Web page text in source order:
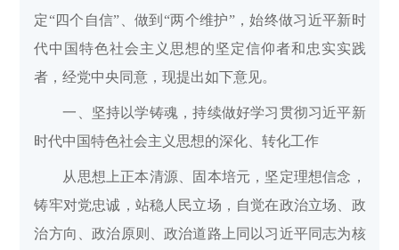
定“四个自信”、做到“两个维护”，始终做习近平新时
代中国特色社会主义思想的坚定信仰者和忠实实践
者，经党中央同意，现提出如下意见。
一、坚持以学铸魂，持续做好学习贯彻习近平新
时代中国特色社会主义思想的深化、转化工作
从思想上正本清源、固本培元，坚定理想信念，
铸牢对党忠诚，站稳人民立场，自觉在政治立场、政
治方向、政治原则、政治道路上同以习近平同志为核